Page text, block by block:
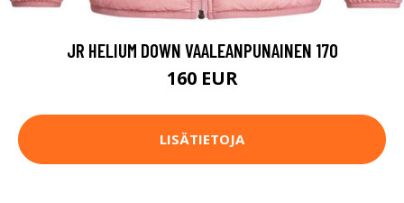
JR HELIUM DOWN VAALEANPUNAINEN 170
160 EUR
LISÄTIETOJA